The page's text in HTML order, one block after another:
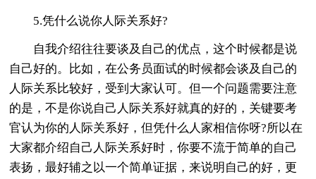
5.凭什么说你人际关系好?
自我介绍往往要谈及自己的优点，这个时候都是说
自己好的。比如，在公务员面试的时候都会谈及自己的
人际关系比较好，受到大家认可。但一个问题需要注意
的是，不是你说自己人际关系好就真的好的，关键要考
官认为你的人际关系好，但凭什么人家相信你呀?所以在
大家都介绍自己人际关系好时，你要不流于简单的自己
表扬，最好辅之以一个简单证据，来说明自己的好，更